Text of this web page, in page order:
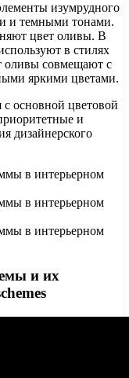
изумрудного
и темными тонами.
цвет оливы. В
в стилях
оливы совмещают с
яркими цветами.
с основной цветовой
и
дизайнерского
и их